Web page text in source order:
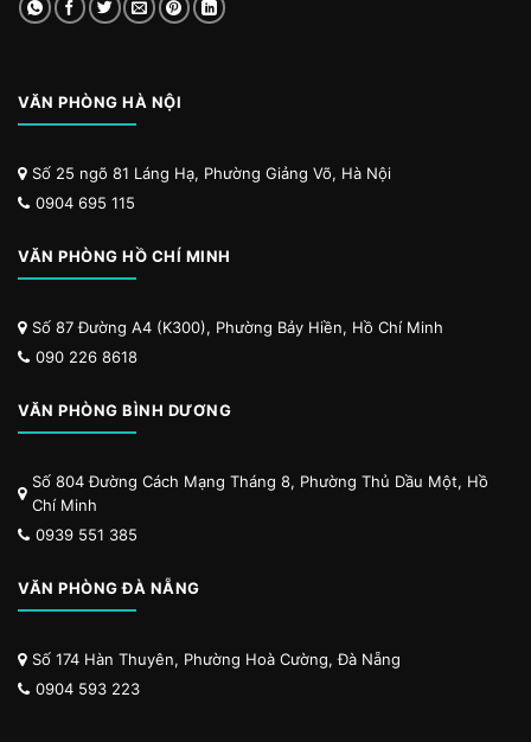
VĂN PHÒNG HÀ NỘI
Số 25 ngõ 81 Láng Hạ, Phường Giảng Võ, Hà Nội
0904 695 115
VĂN PHÒNG HỒ CHÍ MINH
Số 87 Đường A4 (K300), Phường Bảy Hiền, Hồ Chí Minh
090 226 8618
VĂN PHÒNG BÌNH DƯƠNG
Số 804 Đường Cách Mạng Tháng 8, Phường Thủ Dầu Một, Hồ
Chí Minh
0939 551 385
VĂN PHÒNG ĐÀ NẴNG
Số 174 Hàn Thuyên, Phường Hoà Cường, Đà Nẵng
0904 593 223